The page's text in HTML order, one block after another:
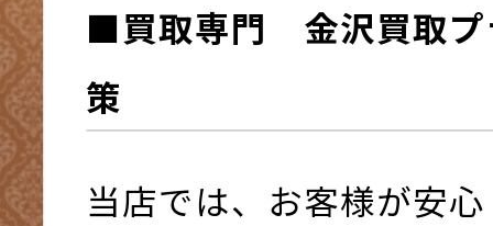
■買取専門 金沢買取プ
策
当店では、お客様が安